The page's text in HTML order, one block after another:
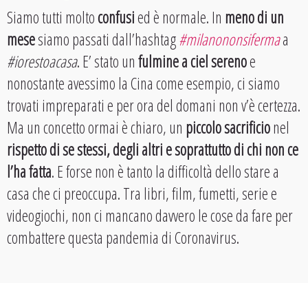
Siamo tutti moltoconfusied è normale. In meno di un
mesesiamo passati dall’hashtag#milanononsifermaa
#iorestoacasa. E’ stato unfulmine a ciel serenoe
nonostante avessimo la Cina come esempio, ci siamo
trovati impreparati e per ora del domani non v’è certezza.
Ma un concetto ormai è chiaro, un piccolo sacrificionel
rispetto di se stessi, degli altri e soprattutto di chi non ce
l’ha fatta. E forse non è tanto la difficoltà dello stare a
casa che ci preoccupa. Tra libri, film, fumetti, serie e
videogiochi, non ci mancano davvero le cose da fare per
combattere questa pandemia di Coronavirus.